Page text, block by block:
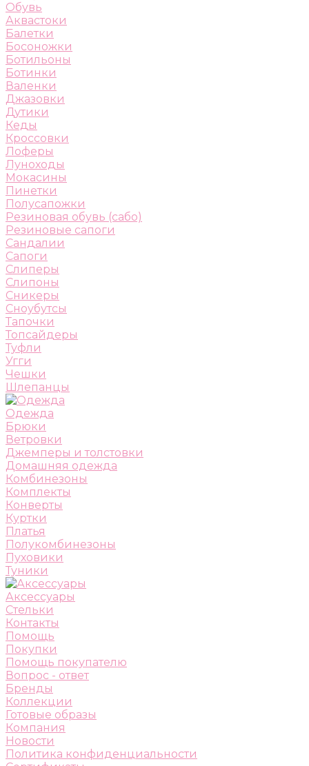
Обувь
Аквастоки
Балетки
Босоножки
Ботильоны
Ботинки
Валенки
Джазовки
Дутики
Кеды
Кроссовки
Лоферы
Луноходы
Мокасины
Пинетки
Полусапожки
Резиновая обувь (сабо)
Резиновые сапоги
Сандалии
Сапоги
Слиперы
Слипоны
Сникеры
Сноубутсы
Тапочки
Топсайдеры
Туфли
Угги
Чешки
Шлепанцы
Одежда
Брюки
Ветровки
Джемперы и толстовки
Домашняя одежда
Комбинезоны
Комплекты
Конверты
Куртки
Платья
Полукомбинезоны
Пуховики
Туники
Аксессуары
Стельки
Контакты
Помощь
Покупки
Помощь покупателю
Вопрос - ответ
Бренды
Коллекции
Готовые образы
Компания
Новости
Политика конфиденциальности